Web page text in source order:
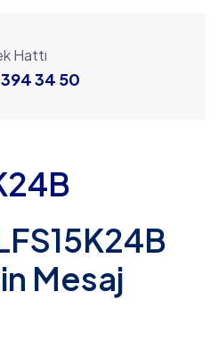
Hattı
34 50
Mesaj